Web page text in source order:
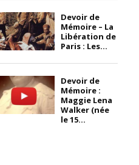
Devoir de
Mémoire – La
Libération de
Paris : Les...
Devoir de
Mémoire :
Maggie Lena
Walker (née
le 15...